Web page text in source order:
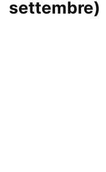
settembre)